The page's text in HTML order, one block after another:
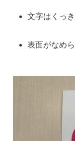
文字はくっ
表面がなめ